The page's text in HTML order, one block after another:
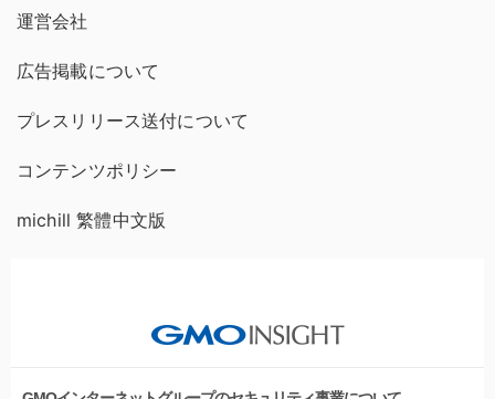
運営会社
広告掲載について
プレスリリース送付について
コンテンツポリシー
michill 繁體中文版